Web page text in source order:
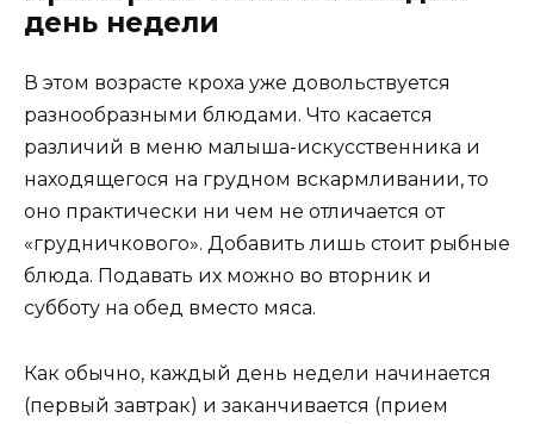
день недели
В этом возрасте кроха уже довольствуется
разнообразными блюдами. Что касается
различий в меню малыша-искусственника и
находящегося на грудном вскармливании, то
оно практически ни чем не отличается от
«грудничкового». Добавить лишь стоит рыбные
блюда. Подавать их можно во вторник и
субботу на обед вместо мяса.
Как обычно, каждый день недели начинается
(первый завтрак) и заканчивается (прием